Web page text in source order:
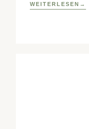
WEITERLESEN